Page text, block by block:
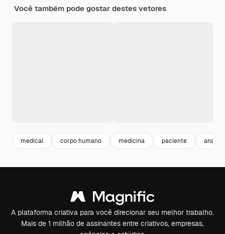
Você também pode gostar destes vetores
medical corpo humano medicina paciente
A plataforma criativa para você direcionar seu melhor trabalho.
Mais de 1 milhão de assinantes entre criativos, empresas,